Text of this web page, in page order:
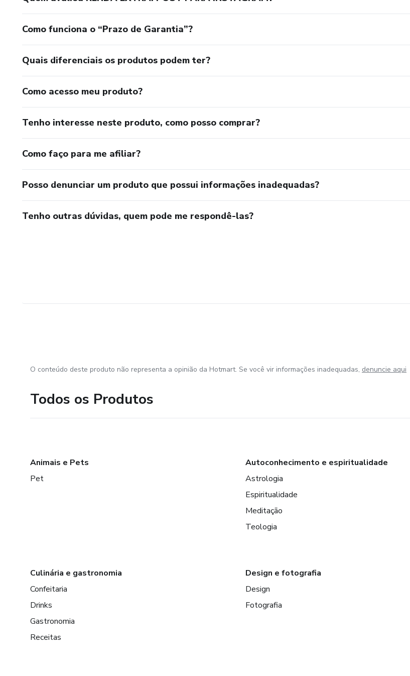
Como funciona o “Prazo de Garantia”?
Quais diferenciais os produtos podem ter?
Como acesso meu produto?
Tenho interesse neste produto, como posso comprar?
Como faço para me afiliar?
Posso denunciar um produto que possui informações inadequadas?
Tenho outras dúvidas, quem pode me respondê-las?
O conteúdo deste produto não representa a opinião da Hotmart. Se você vir informações inadequadas, denuncie aqui
Todos os Produtos
Animais e Pets
Pet
Autoconhecimento e espiritualidade
Astrologia
Espiritualidade
Meditação
Teologia
Culinária e gastronomia
Confeitaria
Drinks
Gastronomia
Receitas
Design e fotografia
Design
Fotografia